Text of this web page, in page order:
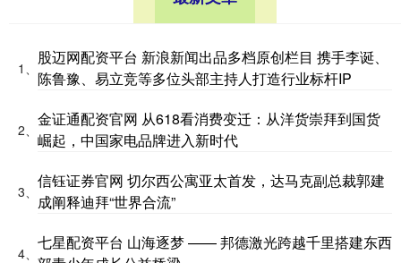
1、
股迈网配资平台 新浪新闻出品多档原创栏目 携手李诞、
陈鲁豫、易立竞等多位头部主持人打造行业标杆IP
2、
金证通配资官网 从618看消费变迁：从洋货崇拜到国货
崛起，中国家电品牌进入新时代
3、
信钰证券官网 切尔西公寓亚太首发，达马克副总裁郭建
成阐释迪拜“世界合流”
4、
七星配资平台 山海逐梦 —— 邦德激光跨越千里搭建东西